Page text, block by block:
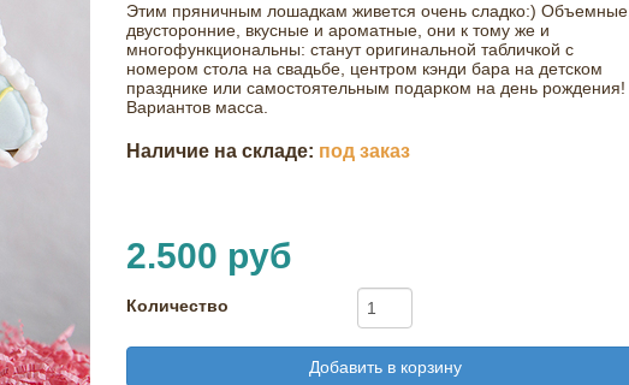
Этим пряничным лошадкам живется очень сладко:) Объемные,
двусторонние, вкусные и ароматные, они к тому же и
многофункциональны: станут оригинальной табличкой с
номером стола на свадьбе, центром кэнди бара на детском
празднике или самостоятельным подарком на день рождения!
Вариантов масса.
Наличие на складе: под заказ
2.500 руб
Количество
Добавить в корзину